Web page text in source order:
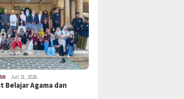
Juli 31, 2026
Belajar Agama dan